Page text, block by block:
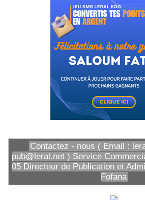
Contactez - nous ( Email :
pub@leral.net ) Service
05 Directeur de Publication et
Fofana